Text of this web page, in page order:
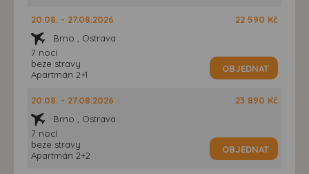
20.08. - 27.08.2026
Brno , Ostrava
7 nocí
beze stravy
Apartmán 2+1
22 590 Kč
OBJEDNAT
20.08. - 27.08.2026
Brno , Ostrava
7 nocí
beze stravy
Apartmán 2+2
23 890 Kč
OBJEDNAT